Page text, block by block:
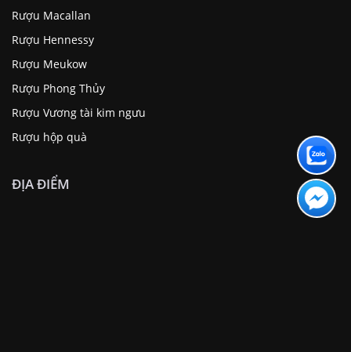
Rượu Macallan
Rượu Hennessy
Rượu Meukow
Rượu Phong Thủy
Rượu Vương tài kim ngưu
Rượu hộp quà
ĐỊA ĐIỂM